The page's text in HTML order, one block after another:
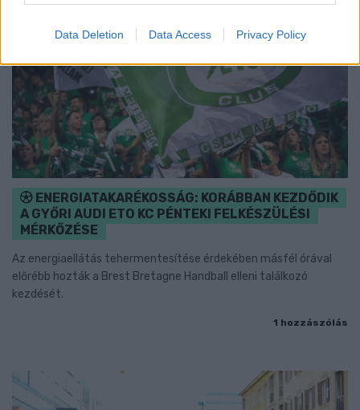
Data Deletion Data Access Privacy Policy
ENERGIATAKARÉKOSSÁG: KORÁBBAN KEZDŐDIK
A GYŐRI AUDI ETO KC PÉNTEKI FELKÉSZÜLÉSI
MÉRKŐZÉSE
Az energiaellátás tehermentesítése érdekében másfél órával
előrébb hozták a Brest Bretagne Handball elleni találkozó
kezdését.
1 hozzászólás